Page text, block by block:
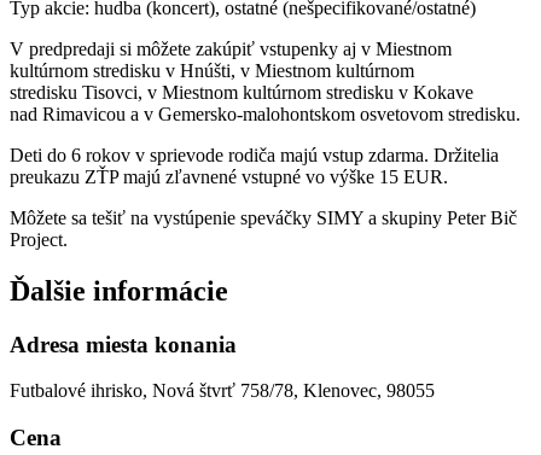
Typ akcie: hudba (koncert), ostatné (nešpecifikované/ostatné)
V predpredaji si môžete zakúpiť vstupenky aj v Miestnom
kultúrnom stredisku v Hnúšti, v Miestnom kultúrnom
stredisku Tisovci, v Miestnom kultúrnom stredisku v Kokave
nad Rimavicou a v Gemersko-malohontskom osvetovom stredisku.
Deti do 6 rokov v sprievode rodiča majú vstup zdarma. Držitelia
preukazu ZŤP majú zľavnené vstupné vo výške 15 EUR.
Môžete sa tešiť na vystúpenie speváčky SIMY a skupiny Peter Bič
Project.
Ďalšie informácie
Adresa miesta konania
Futbalové ihrisko, Nová štvrť 758/78, Klenovec, 98055
Cena